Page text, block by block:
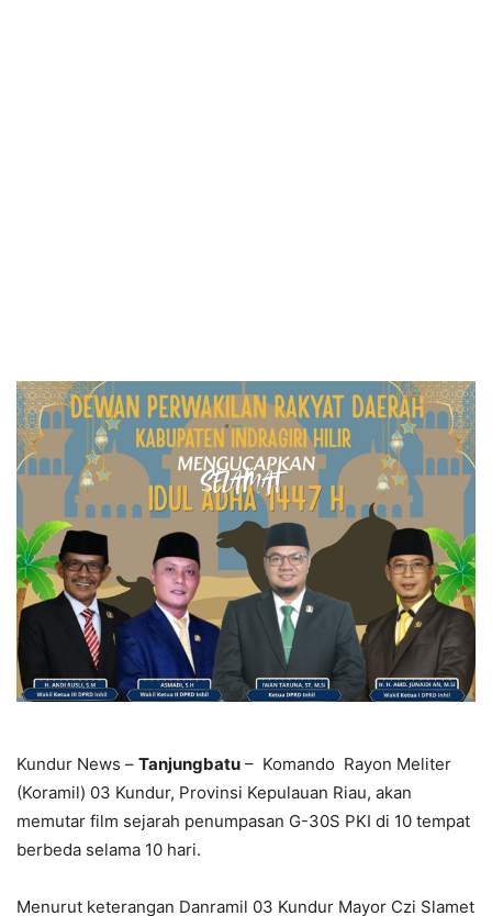
Kundur News – Tanjungbatu – Komando Rayon Meliter
(Koramil) 03 Kundur, Provinsi Kepulauan Riau, akan
memutar film sejarah penumpasan G-30S PKI di 10 tempat
berbeda selama 10 hari.
Menurut keterangan Danramil 03 Kundur Mayor Czi Slamet